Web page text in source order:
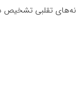
تقلبی تشخیص